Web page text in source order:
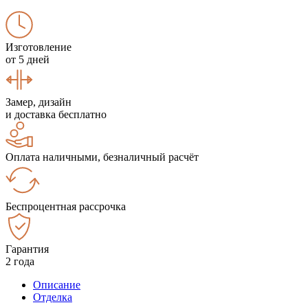
Изготовление
от 5 дней
Замер, дизайн
и доставка бесплатно
Оплата наличными, безналичный расчёт
Беспроцентная рассрочка
Гарантия
2 года
Описание
Отделка